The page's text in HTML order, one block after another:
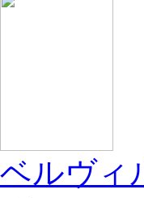
ベルヴィ